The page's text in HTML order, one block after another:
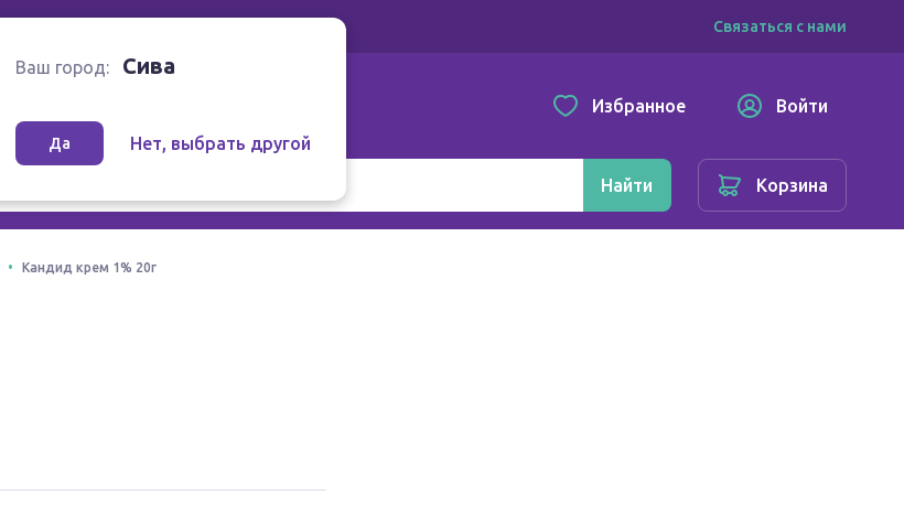
Связаться с нами
Избранное Войти
Найти Корзина
Ваш город: Сива
Да Нет, выбрать другой
Кандид крем 1% 20г